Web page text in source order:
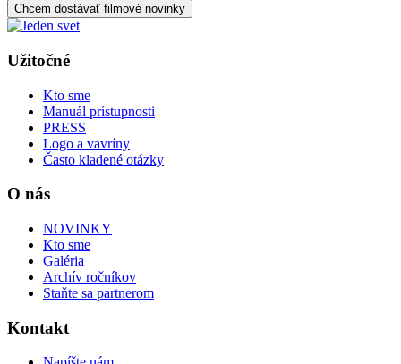
Chcem dostávať filmové novinky
Užitočné
Kto sme
Manuál prístupnosti
PRESS
Logo a vavríny
Často kladené otázky
O nás
NOVINKY
Kto sme
Galéria
Archív ročníkov
Staňte sa partnerom
Kontakt